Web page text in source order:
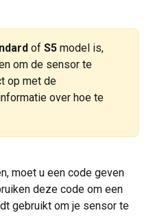
of S5 model is,
om de sensor te
op met de
over hoe te
moet u een code geven
deze code om een
gebruikt om je sensor te